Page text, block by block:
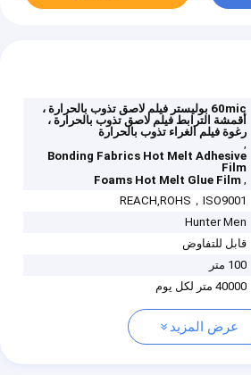
60mic بوليستر فيلم لاصق تذوب بالحرارة ،
أقمشة الترابط فيلم لاصق تذوب بالحرارة ،
رغوة فيلم الغراء تذوب بالحرارة
,
Bonding Fabrics Hot Melt Adhesive
Film
,
Foams Hot Melt Glue Film
REACH,ROHS，ISO9001
Hunter Men
قابل للتفاوض
100 متر
40000 متر لكل يوم
عرض المزيد